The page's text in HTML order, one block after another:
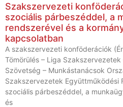
Szakszervezeti
szociális párbeszéddel, a
rendszerével és a
kapcsolatban
A szakszervezeti konföderációk
Tömörülés – Liga
Szövetség – Munkástanácsok
Szakszervezetek Együttműködési
szociális párbeszéddel, a
és